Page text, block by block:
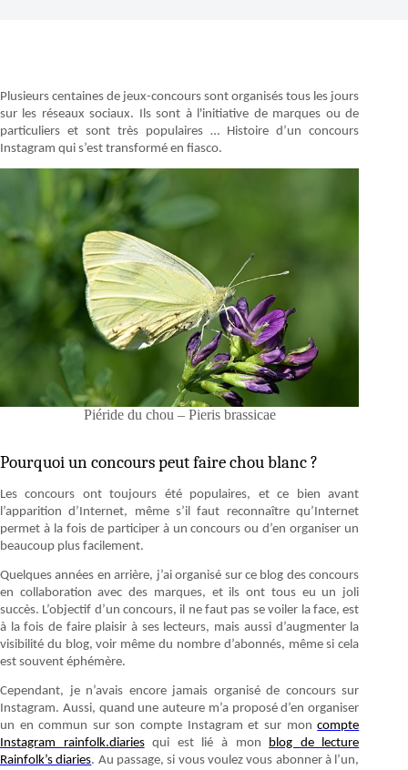
Plusieurs centaines de jeux-concours sont organisés tous les jours
sur les réseaux sociaux. Ils sont à l'initiative de marques ou de
particuliers et sont très populaires … Histoire d’un concours
Instagram qui s’est transformé en fiasco.
Piéride du chou – Pieris brassicae
Pourquoi un concours peut faire chou blanc ?
Les concours ont toujours été populaires, et ce bien avant
l’apparition d’Internet, même s’il faut reconnaître qu’Internet
permet à la fois de participer à un concours ou d’en organiser un
beaucoup plus facilement.
Quelques années en arrière, j’ai organisé sur ce blog des concours
en collaboration avec des marques, et ils ont tous eu un joli
succès. L’objectif d’un concours, il ne faut pas se voiler la face, est
à la fois de faire plaisir à ses lecteurs, mais aussi d’augmenter la
visibilité du blog, voir même du nombre d’abonnés, même si cela
est souvent éphémère.
Cependant, je n’avais encore jamais organisé de concours sur
Instagram. Aussi, quand une auteure m’a proposé d’en organiser
un en commun sur son compte Instagram et sur moncompte
Instagram rainfolk.diariesqui est lié à mon blog de lecture
Rainfolk’s diaries. Au passage, si vous voulez vous abonner à l’un,